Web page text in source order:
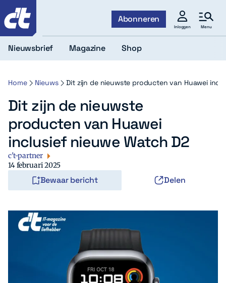
Abonneren
Inloggen Menu
Nieuwsbrief Magazine Shop
Home Nieuws Dit zijn de nieuwste producten van Huawei
Dit zijn de nieuwste
producten van Huawei
inclusief nieuwe Watch D2
c't-partner
14 februari 2025
Bewaar bericht Delen